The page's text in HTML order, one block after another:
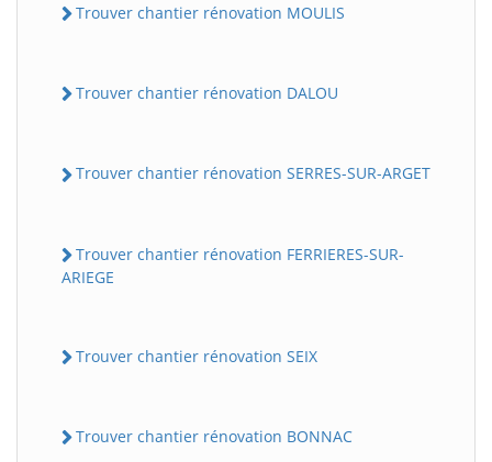
Trouver chantier rénovation MOULIS
Trouver chantier rénovation DALOU
Trouver chantier rénovation SERRES-SUR-ARGET
Trouver chantier rénovation FERRIERES-SUR-
ARIEGE
Trouver chantier rénovation SEIX
Trouver chantier rénovation BONNAC